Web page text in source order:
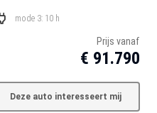
mode 3: 10 h
Prijs vanaf
€ 91.790
Deze auto interesseert mij